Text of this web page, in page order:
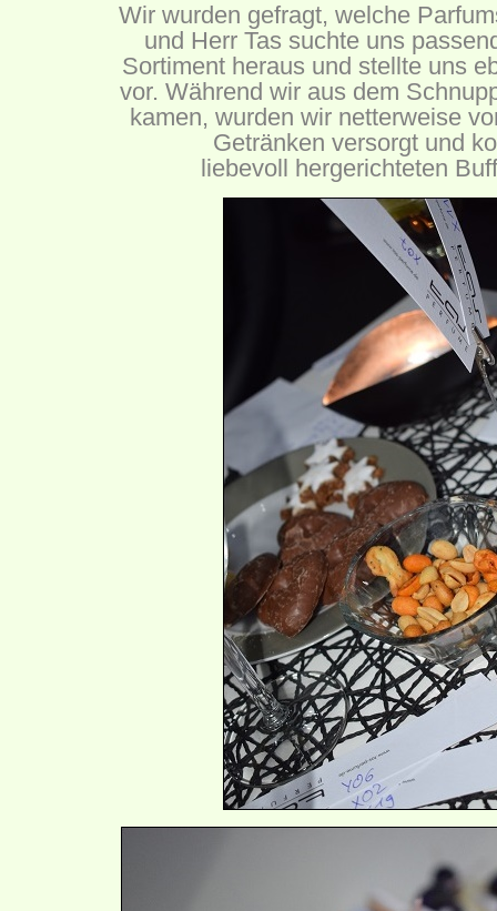
Wir wurden gefragt, welche
und Herr Tas suchte uns
Sortiment heraus und stellte uns
vor. Während wir aus dem
kamen, wurden wir netterweise
Getränken versorgt und
liebevoll hergerichteten